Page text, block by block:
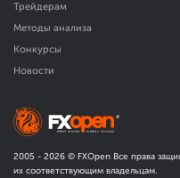
Трейдерам
Методы анализа
Конкурсы
Новости
2005 - 2026 © FXOpen Все права
их соответствующим владельцам.